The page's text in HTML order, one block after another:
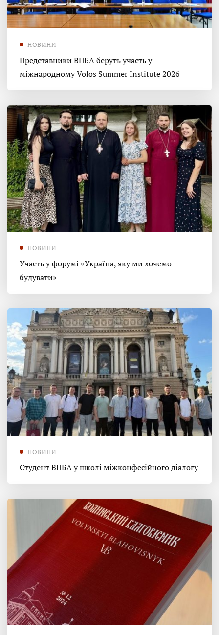
НОВИНИ
Представники ВПБА беруть участь у
міжнародному Volos Summer Institute 2026
НОВИНИ
Участь у форумі «Україна, яку ми хочемо
будувати»
НОВИНИ
Студент ВПБА у школі міжконфесійного діалогу